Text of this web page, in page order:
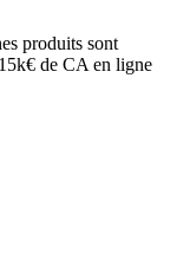
produits sont
de CA en ligne